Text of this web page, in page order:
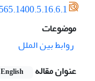
موضوعات
روابط بین الملل
عنوان مقاله
English